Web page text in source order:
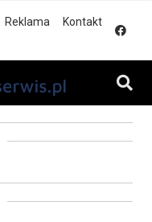
Reklama Kontakt